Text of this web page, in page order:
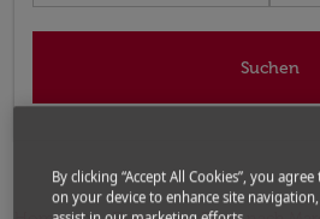
Suchen
By clicking “Accept All Cookies”, you
on your device to enhance site